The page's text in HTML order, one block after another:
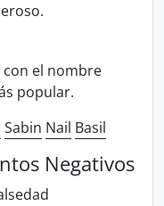
con el nombre
popular.
Sabin Nail Basil
Negativos